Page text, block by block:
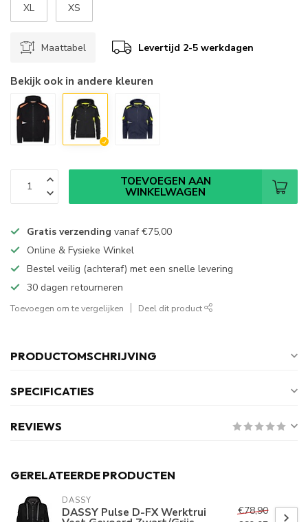
XL XS
Maattabel Levertijd 2-5 werkdagen
Bekijk ook in andere kleuren
TOEVOEGEN AAN
WINKELWAGEN
Gratis verzending vanaf€75,00
Online & Fysieke Winkel
Bestel veilig (achteraf) met een snelle levering
30 dagen retourneren
Toevoegen om te vergelijken Deel dit product
PRODUCTOMSCHRIJVING
SPECIFICATIES
REVIEWS
GERELATEERDE PRODUCTEN
DASSY
DASSY Pulse D-FX Werktrui
€78,90